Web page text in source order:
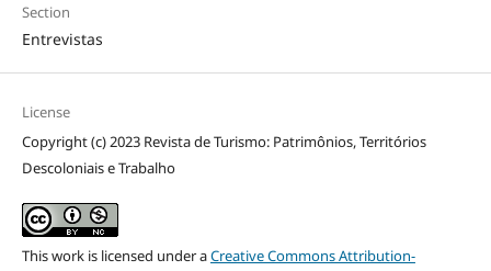
Section
Entrevistas
License
Copyright (c) 2023 Revista de Turismo: Patrimônios, Territórios
Descoloniais e Trabalho
This work is licensed under aCreative Commons Attribution-